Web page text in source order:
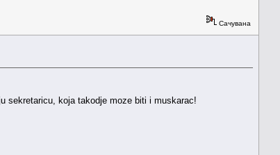
Сачувана
sekretaricu, koja takodje moze biti i muskarac!